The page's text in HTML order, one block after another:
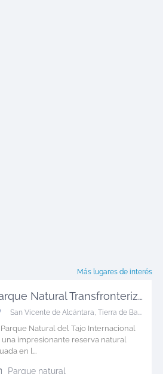
Más lugares de interés
Parque Natural Transfronterizo Tajo ...
San Vicente de Alcántara, Tierra de Badajoz
Parque Natural del Tajo Internacional
una impresionante reserva natural
en l...
Parque natural